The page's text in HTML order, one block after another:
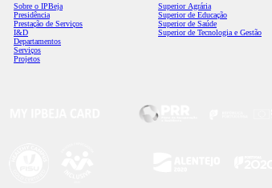
Sobre o IPBeja
Presidência
Prestação de Serviços
I&D
Departamentos
Serviços
Projetos
Superior Agrária
Superior de Educação
Superior de Saúde
Superior de Tecnologia e Gestão